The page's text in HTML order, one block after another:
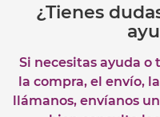
¿Tienes
Si necesitas ayuda
la compra, el envío,
llámanos, envíanos